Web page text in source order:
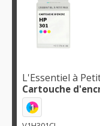
L'Essentiel à
Cartouche
1